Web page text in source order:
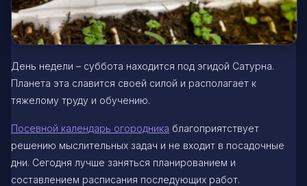
День недели – суббота находится под эгидой Сатурна.
Планета эта славится своей силой и располагает к
тяжелому труду и обучению.
Посевной календарь огородника благоприятствует
решению мыслительных задач и не входит в посадочные
дни. Сегодня лучше заняться планированием и
составлением расписания последующих работ.